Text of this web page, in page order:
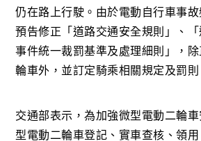
仍在路上行駛。由於電動自行車事
預告修正「道路交通安全規則」、
事件統一裁罰基準及處理細則」，
輪車外，並訂定騎乘相關規定及罰則
交通部表示，為加強微型電動二輪
型電動二輪車登記、實車查核、領